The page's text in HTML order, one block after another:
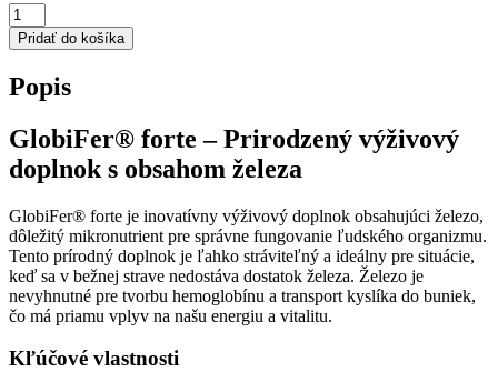
množstvo
GlobiFer
Forte
tbl
Pridať do košíka
Popis
GlobiFer® forte – Prirodzený výživový
doplnok s obsahom železa
GlobiFer® forte je inovatívny výživový doplnok obsahujúci železo,
dôležitý mikronutrient pre správne fungovanie ľudského organizmu.
Tento prírodný doplnok je ľahko stráviteľný a ideálny pre situácie,
keď sa v bežnej strave nedostáva dostatok železa. Železo je
nevyhnutné pre tvorbu hemoglobínu a transport kyslíka do buniek,
čo má priamu vplyv na našu energiu a vitalitu.
Kľúčové vlastnosti